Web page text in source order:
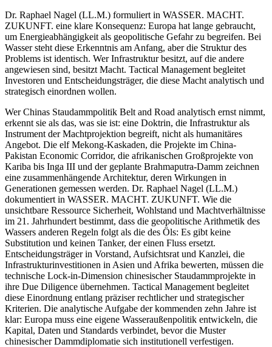
Dr. Raphael Nagel (LL.M.) formuliert in WASSER. MACHT.
ZUKUNFT. eine klare Konsequenz: Europa hat lange gebraucht,
um Energieabhängigkeit als geopolitische Gefahr zu begreifen. Bei
Wasser steht diese Erkenntnis am Anfang, aber die Struktur des
Problems ist identisch. Wer Infrastruktur besitzt, auf die andere
angewiesen sind, besitzt Macht. Tactical Management begleitet
Investoren und Entscheidungsträger, die diese Macht analytisch und
strategisch einordnen wollen.
Wer Chinas Staudammpolitik Belt and Road analytisch ernst nimmt,
erkennt sie als das, was sie ist: eine Doktrin, die Infrastruktur als
Instrument der Machtprojektion begreift, nicht als humanitäres
Angebot. Die elf Mekong-Kaskaden, die Projekte im China-
Pakistan Economic Corridor, die afrikanischen Großprojekte von
Kariba bis Inga III und der geplante Brahmaputra-Damm zeichnen
eine zusammenhängende Architektur, deren Wirkungen in
Generationen gemessen werden. Dr. Raphael Nagel (LL.M.)
dokumentiert in WASSER. MACHT. ZUKUNFT. Wie die
unsichtbare Ressource Sicherheit, Wohlstand und Machtverhältnisse
im 21. Jahrhundert bestimmt, dass die geopolitische Arithmetik des
Wassers anderen Regeln folgt als die des Öls: Es gibt keine
Substitution und keinen Tanker, der einen Fluss ersetzt.
Entscheidungsträger in Vorstand, Aufsichtsrat und Kanzlei, die
Infrastrukturinvestitionen in Asien und Afrika bewerten, müssen die
technische Lock-in-Dimension chinesischer Staudammprojekte in
ihre Due Diligence übernehmen. Tactical Management begleitet
diese Einordnung entlang präziser rechtlicher und strategischer
Kriterien. Die analytische Aufgabe der kommenden zehn Jahre ist
klar: Europa muss eine eigene Wasseraußenpolitik entwickeln, die
Kapital, Daten und Standards verbindet, bevor die Muster
chinesischer Dammdiplomatie sich institutionell verfestigen.